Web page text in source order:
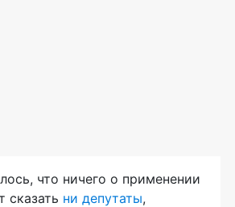
что ничего о применении
сказать ни депутаты,